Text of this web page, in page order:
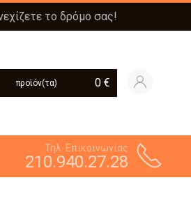
το δρόμο σας!
προϊόν(τα) 0 €
Τηλ. Επικοινωνίας
210.940.27.28